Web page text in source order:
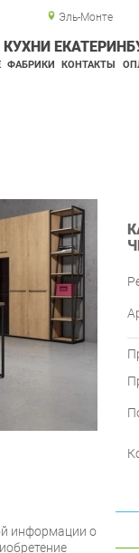
Эль-Монте
КУХНИ
ФАБРИКИ КОНТАКТЫ
информации о